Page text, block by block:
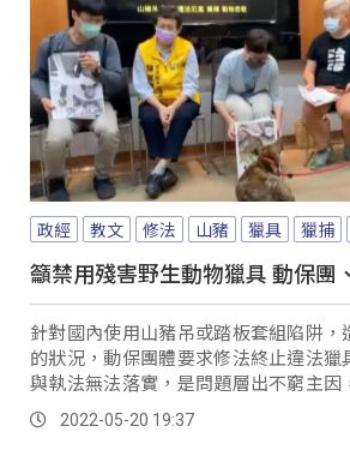
政經 教文 修法 山豬 獵具 獵捕
籲禁用殘害野生動物獵具 動保團
針對國內使用山豬吊或踏板套組陷阱，
的狀況，動保團體要求修法終止違法獵
與執法無法落實，是問題層出不窮主因
法第14條、野保法第19與21條法律要到位
2022-05-20 19:37